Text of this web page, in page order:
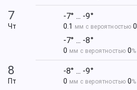
7
Чт
-7° ... -9°
0.1 мм с вероятностью0
-7° ... -8°
0 мм с вероятностью 0%
8
Пт
-8° ... -9°
0 мм с вероятностью 0%